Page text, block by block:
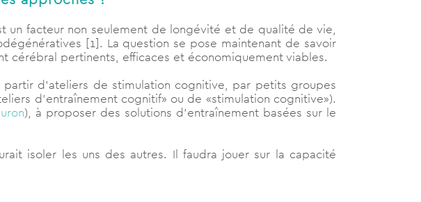
un facteur non seulement de longévité et de qualité de vie,
[1]. La question se pose maintenant de savoir
pertinents, efficaces et économiquement viables.
d’ateliers de stimulation cognitive, par petits groupes
d’entraînement cognitif» ou de «stimulation cognitive»).
), à proposer des solutions d’entraînement basées sur le
isoler les uns des autres. Il faudra jouer sur la capacité